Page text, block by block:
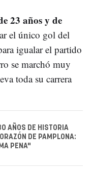
23 años y de
el único gol del
igualar el partido
se marchó muy
toda su carrera
AÑOS DE HISTORIA
DE PAMPLONA:
PENA"